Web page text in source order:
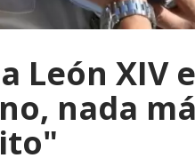
León XIV
nada